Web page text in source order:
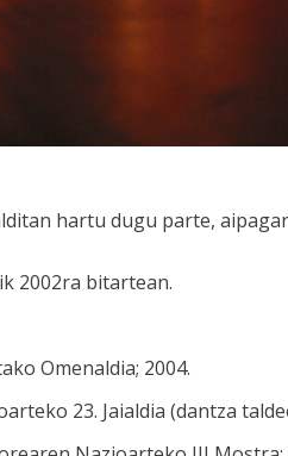
hartu dugu parte,
2002ra bitartean.
Omenaldia; 2004.
23. Jaialdia (dantza